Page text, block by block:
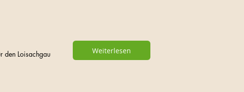
den Loisachgau
Weiterlesen